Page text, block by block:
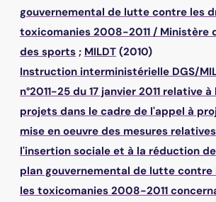
gouvernemental de lutte contre les
toxicomanies 2008-2011 / Ministère
des sports ; MILDT (2010)
Instruction interministérielle DGS/
n°2011-25 du 17 janvier 2011 relative
projets dans le cadre de l'appel à
mise en oeuvre des mesures
l'insertion sociale et à la réduction
plan gouvernemental de lutte contre
les toxicomanies 2008-2011